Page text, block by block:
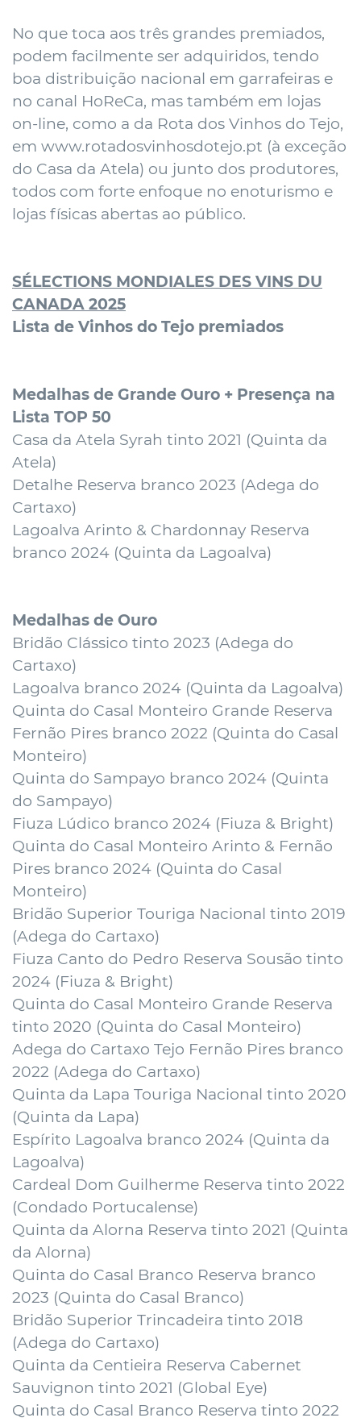
No que toca aos três grandes premiados,
podem facilmente ser adquiridos, tendo
boa distribuição nacional em garrafeiras e
no canal HoReCa, mas também em lojas
on-line, como a da Rota dos Vinhos do Tejo,
em www.rotadosvinhosdotejo.pt (à exceção
do Casa da Atela) ou junto dos produtores,
todos com forte enfoque no enoturismo e
lojas físicas abertas ao público.
SÉLECTIONS MONDIALES DES VINS DU
CANADA 2025
Lista de Vinhos do Tejo premiados
Medalhas de Grande Ouro + Presença na
Lista TOP 50
Casa da Atela Syrah tinto 2021 (Quinta da
Atela)
Detalhe Reserva branco 2023 (Adega do
Cartaxo)
Lagoalva Arinto & Chardonnay Reserva
branco 2024 (Quinta da Lagoalva)
Medalhas de Ouro
Bridão Clássico tinto 2023 (Adega do
Cartaxo)
Lagoalva branco 2024 (Quinta da Lagoalva)
Quinta do Casal Monteiro Grande Reserva
Fernão Pires branco 2022 (Quinta do Casal
Monteiro)
Quinta do Sampayo branco 2024 (Quinta
do Sampayo)
Fiuza Lúdico branco 2024 (Fiuza & Bright)
Quinta do Casal Monteiro Arinto & Fernão
Pires branco 2024 (Quinta do Casal
Monteiro)
Bridão Superior Touriga Nacional tinto 2019
(Adega do Cartaxo)
Fiuza Canto do Pedro Reserva Sousão tinto
2024 (Fiuza & Bright)
Quinta do Casal Monteiro Grande Reserva
tinto 2020 (Quinta do Casal Monteiro)
Adega do Cartaxo Tejo Fernão Pires branco
2022 (Adega do Cartaxo)
Quinta da Lapa Touriga Nacional tinto 2020
(Quinta da Lapa)
Espírito Lagoalva branco 2024 (Quinta da
Lagoalva)
Cardeal Dom Guilherme Reserva tinto 2022
(Condado Portucalense)
Quinta da Alorna Reserva tinto 2021 (Quinta
da Alorna)
Quinta do Casal Branco Reserva branco
2023 (Quinta do Casal Branco)
Bridão Superior Trincadeira tinto 2018
(Adega do Cartaxo)
Quinta da Centieira Reserva Cabernet
Sauvignon tinto 2021 (Global Eye)
Quinta do Casal Branco Reserva tinto 2022